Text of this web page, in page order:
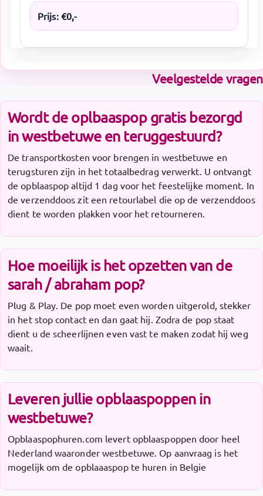
Prijs: €0,-
Veelgestelde vragen
Wordt de oplbaaspop gratis bezorgd
in westbetuwe en teruggestuurd?
De transportkosten voor brengen in westbetuwe en
terugsturen zijn in het totaalbedrag verwerkt. U ontvangt
de opblaaspop altijd 1 dag voor het feestelijke moment. In
de verzenddoos zit een retourlabel die op de verzenddoos
dient te worden plakken voor het retourneren.
Hoe moeilijk is het opzetten van de
sarah / abraham pop?
Plug & Play. De pop moet even worden uitgerold, stekker
in het stop contact en dan gaat hij. Zodra de pop staat
dient u de scheerlijnen even vast te maken zodat hij weg
waait.
Leveren jullie opblaaspoppen in
westbetuwe?
Opblaaspophuren.com levert opblaaspoppen door heel
Nederland waaronder westbetuwe. Op aanvraag is het
mogelijk om de opblaaaspop te huren in Belgie